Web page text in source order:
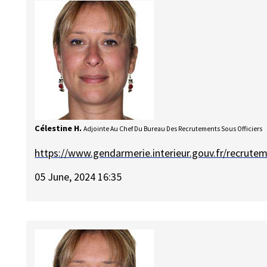
Célestine H. Adjointe Au Chef Du Bureau Des Recrutements Sous Officiers
https://www.gendarmerie.interieur.gouv.fr/
05 June, 2024 16:35